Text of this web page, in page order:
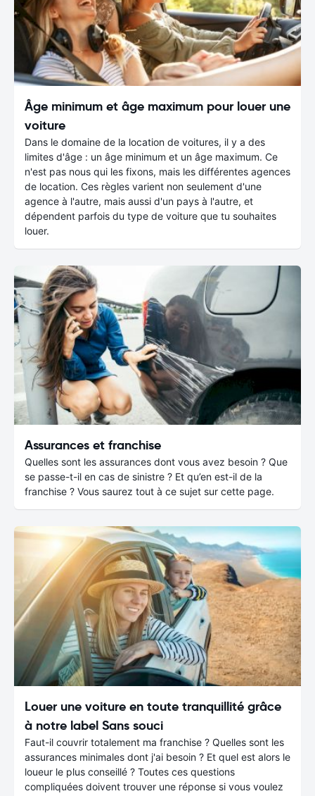
Âge minimum et âge maximum pour louer une
voiture
Dans le domaine de la location de voitures, il y a des
limites d'âge : un âge minimum et un âge maximum. Ce
n'est pas nous qui les fixons, mais les différentes agences
de location. Ces règles varient non seulement d'une
agence à l'autre, mais aussi d'un pays à l'autre, et
dépendent parfois du type de voiture que tu souhaites
louer.
Assurances et franchise
Quelles sont les assurances dont vous avez besoin ? Que
se passe-t-il en cas de sinistre ? Et qu’en est-il de la
franchise ? Vous saurez tout à ce sujet sur cette page.
Louer une voiture en toute tranquillité grâce
à notre label Sans souci
Faut-il couvrir totalement ma franchise ? Quelles sont les
assurances minimales dont j'ai besoin ? Et quel est alors le
loueur le plus conseillé ? Toutes ces questions
compliquées doivent trouver une réponse si vous voulez